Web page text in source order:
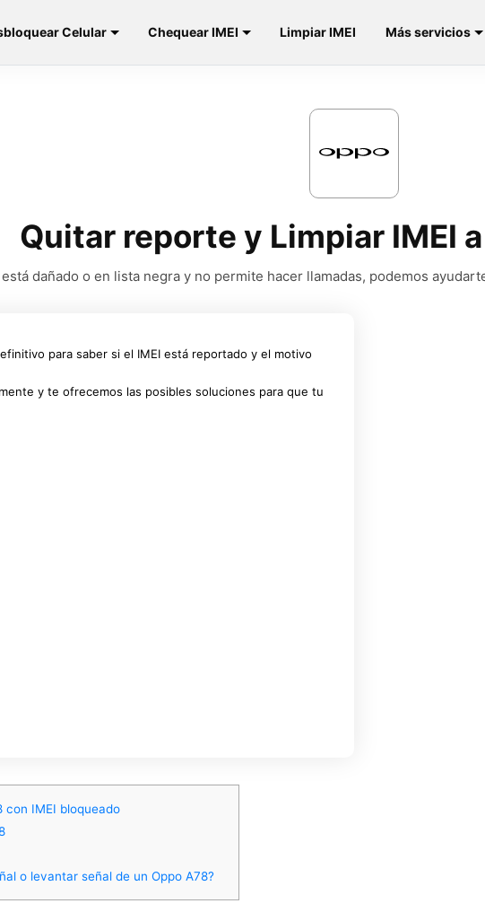
Celular Chequear IMEI Limpiar IMEI Más servicios
Quitar reporte y Limpiar IMEI
está dañado o en lista negra y no permite hacer llamadas, podemos
para saber si el IMEI está reportado y el motivo
y te ofrecemos las posibles soluciones para que tu
con IMEI bloqueado
o levantar señal de un Oppo A78?